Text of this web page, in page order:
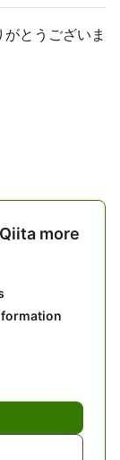
とうございま
more